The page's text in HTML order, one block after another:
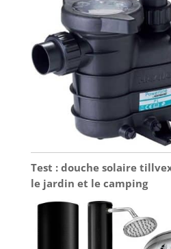
Test : douche solaire
le jardin et le camping